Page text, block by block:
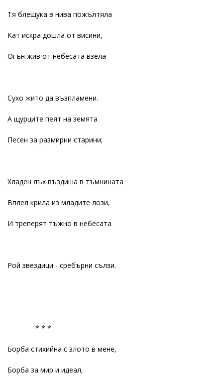
Тя блещука в нива пожълтяла
Кат искра дошла от висини,
Огън жив от небесата взела
Сухо жито да възпламени.
А щурците пеят на земята
Песен за размирни старини;
Хладен лъх въздиша в тъмнината
Вплел крила из младите лози,
И треперят тъжно в небесата
Рой звездици - сребърни сълзи.
* * *
Борба стихийна с злото в мене,
Борба за мир и идеал,